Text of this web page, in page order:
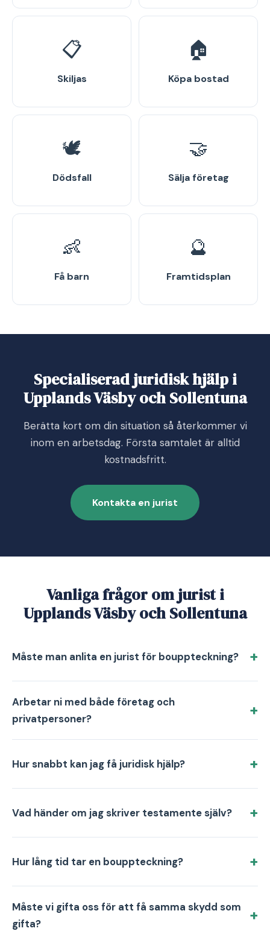
📋
Skiljas
🏠
Köpa bostad
🕊️
Dödsfall
🤝
Sälja företag
👶
Få barn
🔮
Framtidsplan
Specialiserad juridisk hjälp i
Upplands Väsby och Sollentuna
Berätta kort om din situation så återkommer vi
inom en arbetsdag. Första samtalet är alltid
kostnadsfritt.
Kontakta en jurist
Vanliga frågor om jurist i
Upplands Väsby och Sollentuna
Måste man anlita en jurist för bouppteckning?
Arbetar ni med både företag och
privatpersoner?
Hur snabbt kan jag få juridisk hjälp?
Vad händer om jag skriver testamente själv?
Hur lång tid tar en bouppteckning?
Måste vi gifta oss för att få samma skydd som
gifta?